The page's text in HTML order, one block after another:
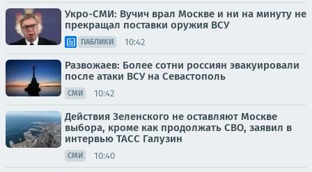
Укро-СМИ: Вучич врал Москве и ни на минуту не
прекращал поставки оружия ВСУ
ПАБЛИКИ 10:42
Развожаев: Более сотни россиян эвакуировали
после атаки ВСУ на Севастополь
СМИ 10:42
Действия Зеленского не оставляют Москве
выбора, кроме как продолжать СВО, заявил в
интервью ТАСС Галузин
СМИ 10:40